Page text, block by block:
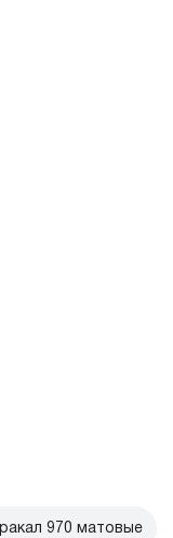
970 матовые